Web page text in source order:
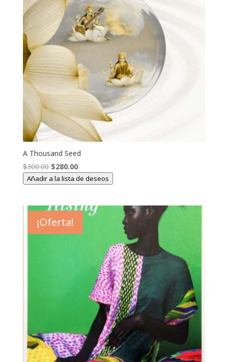
A Thousand Seed
$300.00 El
precio
$300.00.
$280.00El
precio
$280.00.
Añadir a la lista de deseos
¡Oferta!